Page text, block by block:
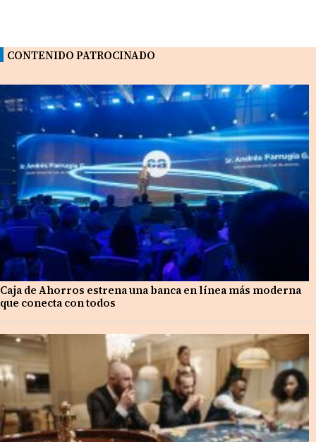
CONTENIDO PATROCINADO
Caja de Ahorros estrena una banca en línea más moderna
que conecta con todos